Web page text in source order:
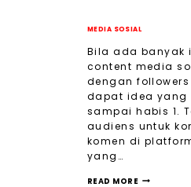
MEDIA SOSIAL
Bila ada banyak
content media
dengan
dapat idea yang
sampai habis 1.
audiens untuk
komen di
yang…
READ MORE